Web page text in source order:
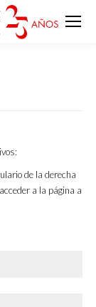
de la derecha
a la página a